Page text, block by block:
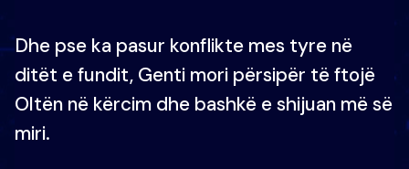
Dhe pse ka pasur konflikte mes tyre në
ditët e fundit, Genti mori përsipër të ftojë
Oltën në kërcim dhe bashkë e shijuan më së
miri.